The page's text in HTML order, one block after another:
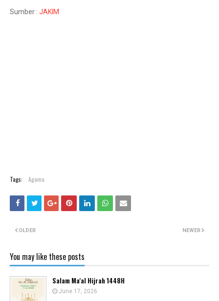
Sumber : JAKIM
Tags: Agama
NEWER
OLDER
You may like these posts
Salam Ma'al Hijrah 1448H
June 17, 2026